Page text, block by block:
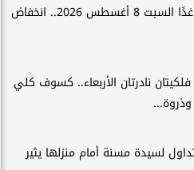
الطقس غدًا السبت 8 أغسطس 2026.. انخفاض
نادرتان الأربعاء.. كسوف كلي
لسيدة مسنة أمام منزلها يثير